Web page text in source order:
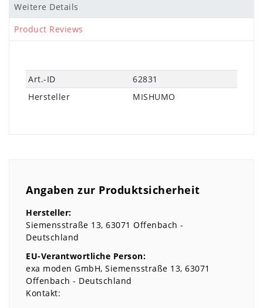
Weitere Details
Product Reviews
Technisches
Merkmal
Wert
Art.-ID
62831
Hersteller
MISHUMO
Angaben zur Produktsicherheit
Hersteller:
Siemensstraße 13 63071 Offenbach
Deutschland
EU-Verantwortliche Person:
exa moden GmbH Siemensstraße 13 63071
Offenbach
Deutschland
Kontakt: